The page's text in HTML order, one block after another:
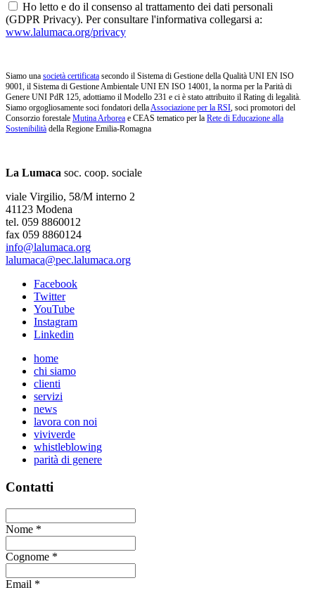
Ho letto e do il consenso al trattamento dei dati personali
(GDPR Privacy). Per consultare l'informativa collegarsi a:
www.lalumaca.org/privacy
Siamo una società certificata secondo il Sistema di Gestione della Qualità UNI EN ISO
9001, il Sistema di Gestione Ambientale UNI EN ISO 14001, la norma per la Parità di
Genere UNI PdR 125, adottiamo il Modello 231 e ci è stato attribuito il Rating di legalità.
Siamo orgogliosamente soci fondatori dellaAssociazione per la RSI, soci promotori del
Consorzio forestale Mutina Arborea e CEAS tematico per la Rete di Educazione alla
Sostenibilità della Regione Emilia-Romagna
La Lumaca soc. coop. sociale
viale Virgilio, 58/M interno 2
41123 Modena
tel. 059 8860012
fax 059 8860124
info@lalumaca.org
lalumaca@pec.lalumaca.org
Facebook
Twitter
YouTube
Instagram
Linkedin
home
chi siamo
clienti
servizi
news
lavora con noi
viviverde
whistleblowing
parità di genere
Contatti
Nome *
Cognome *
Email *